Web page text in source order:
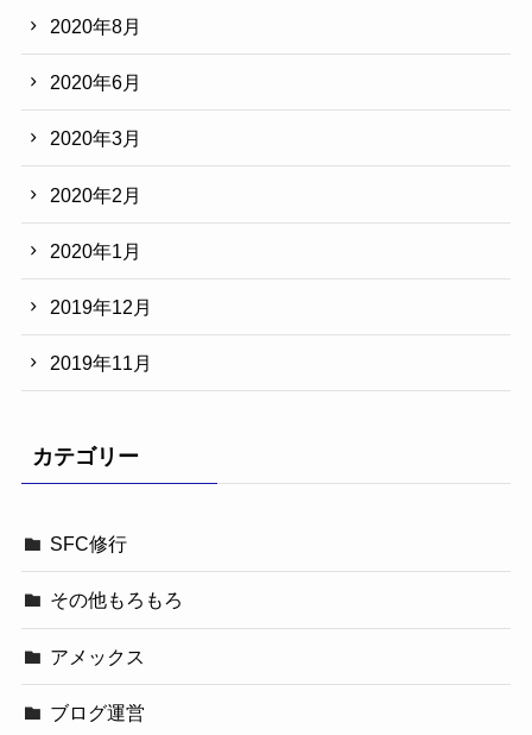
2020年8月
2020年6月
2020年3月
2020年2月
2020年1月
2019年12月
2019年11月
カテゴリー
SFC修行
その他もろもろ
アメックス
ブログ運営